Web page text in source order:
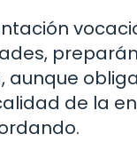
aunque
de la